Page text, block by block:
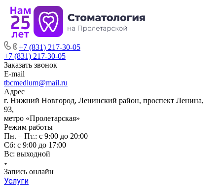
+7 (831) 217-30-05
+7 (831) 217-30-05
Заказать звонок
E-mail
tbcmedium@mail.ru
Адрес
г. Нижний Новгород, Ленинский район, проспект Ленина,
93,
метро «Пролетарская»
Режим работы
Пн. – Пт.: с 9:00 до 20:00
Cб: с 9:00 до 17:00
Вс: выходной
Запись онлайн
Услуги